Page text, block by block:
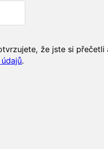
že jste si přečetli
.